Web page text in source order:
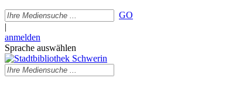
GO
|
anmelden
Sprache auswählen